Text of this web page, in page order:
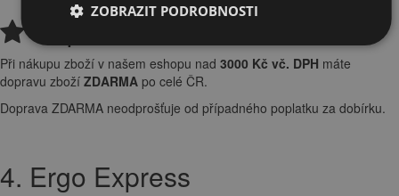
Doprava zdarma
Při nákupu zboží v našem eshopu nad 3000 Kč vč. DPH máte
dopravu zboží ZDARMA po celé ČR.
Doprava ZDARMA neodprošťuje od případného poplatku za dobírku.
4. Ergo Express
ZOBRAZIT PODROBNOSTI